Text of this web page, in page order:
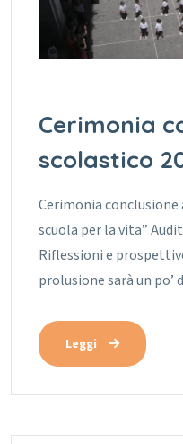
Cerimonia
scolastico
Cerimonia conclusione
scuola per la vita”
Riflessioni e
prolusione sarà un po’
Leggi